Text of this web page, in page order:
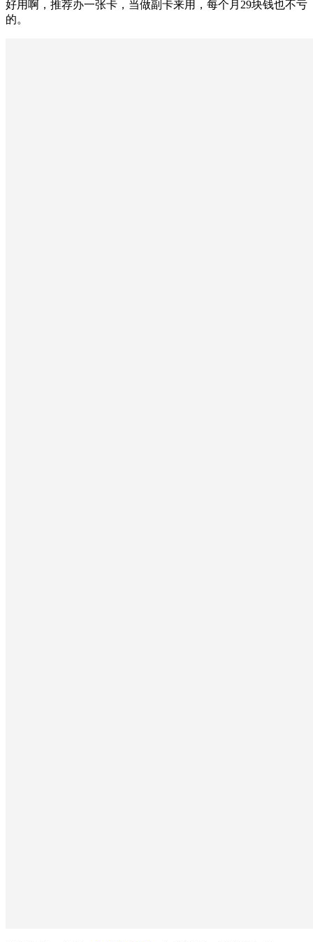
好用啊，推荐办一张卡，当做副卡来用，每个月29块钱也不亏
的。